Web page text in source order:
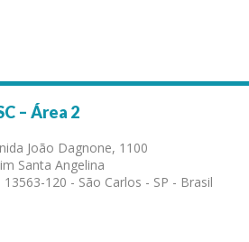
– Área 2
João Dagnone, 1100
Santa Angelina
13563-120 - São Carlos - SP - Brasil